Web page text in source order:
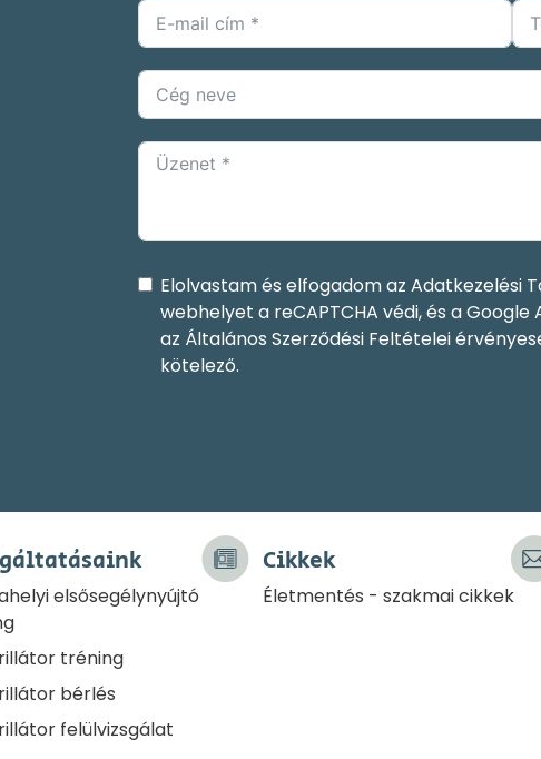
Elolvastam és elfogadom az Adatkezelési
webhelyet a reCAPTCHA védi, és aGoogle
az Általános Szerződési Feltételei
kötelező.
elsősegélynyújtó
tréning
bérlés
felülvizsgálat
Cikkek
Életmentés - szakmai cikkek